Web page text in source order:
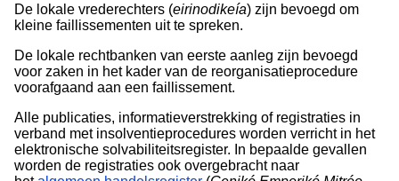
De lokale vrederechters (eirinodikeía) zijn bevoegd om
kleine faillissementen uit te spreken.
De lokale rechtbanken van eerste aanleg zijn bevoegd
voor zaken in het kader van de reorganisatieprocedure
voorafgaand aan een faillissement.
Alle publicaties, informatieverstrekking of registraties in
verband met insolventieprocedures worden verricht in het
elektronische solvabiliteitsregister. In bepaalde gevallen
worden de registraties ook overgebracht naar